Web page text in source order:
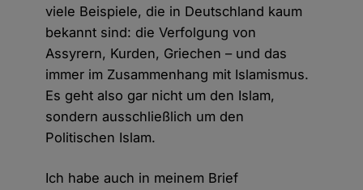
viele Beispiele, die in Deutschland kaum
bekannt sind: die Verfolgung von
Assyrern, Kurden, Griechen – und das
immer im Zusammenhang mit Islamismus.
Es geht also gar nicht um den Islam,
sondern ausschließlich um den
Politischen Islam.
Ich habe auch in meinem Brief